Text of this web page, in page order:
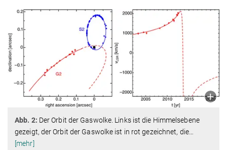
Abb. 2: Der Orbit der Gaswolke. Links ist die Himmelsebene
gezeigt, der Orbit der Gaswolke ist in rot gezeichnet, die…
[mehr]